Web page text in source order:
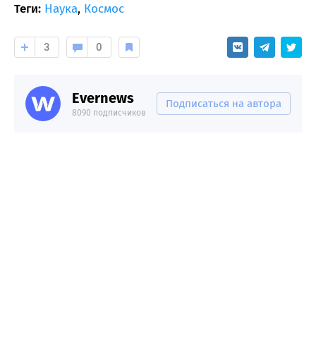
Теги: Наука, Космос
3 0
Evernews
8090 подписчиков
Подписаться на автора